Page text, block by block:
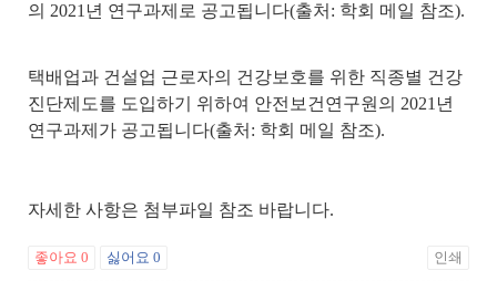
의 2021년 연구과제로 공고됩니다(출처: 학회 메일 참조).
택배업과 건설업 근로자의 건강보호를 위한 직종별 건강
진단제도를 도입하기 위하여 안전보건연구원의 2021년
연구과제가 공고됩니다(출처: 학회 메일 참조).
자세한 사항은 첨부파일 참조 바랍니다.
좋아요 0 싫어요 0 인쇄